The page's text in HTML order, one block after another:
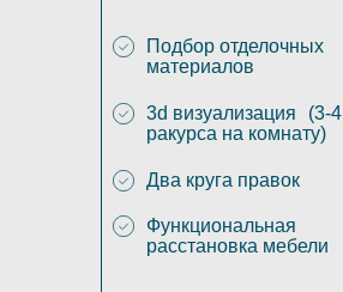
3d визуализация (3-4
ракурса на комнату)
Функциональная
расстановка мебели
Подбор отделочных
материалов
Два круга правок